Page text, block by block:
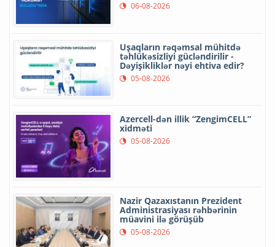
06-08-2026
Uşaqların rəqəmsal mühitdə
təhlükəsizliyi gücləndirilir -
Dəyişikliklər nəyi ehtiva edir?
05-08-2026
Azercell-dən illik “ZengimCELL”
xidməti
05-08-2026
Nazir Qazaxıstanın Prezident
Administrasiyası rəhbərinin
müavini ilə görüşüb
05-08-2026